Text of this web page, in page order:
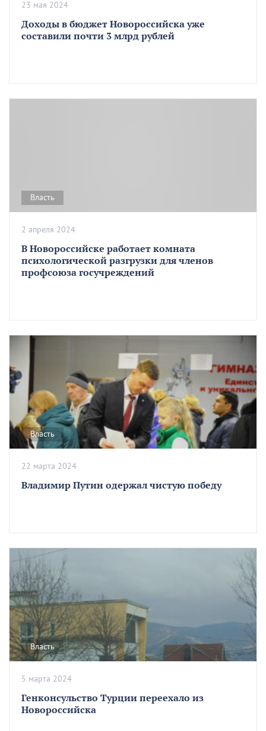
Доходы в бюджет Новороссийска уже
составили почти 3 млрд рублей
23 мая 2024
Власть
В Новороссийске работает комната
психологической разгрузки для членов
профсоюза госучреждений
2 апреля 2024
Власть
Владимир Путин одержал чистую победу
22 марта 2024
Власть
Генконсульство Турции переехало из
Новороссийска
5 марта 2024